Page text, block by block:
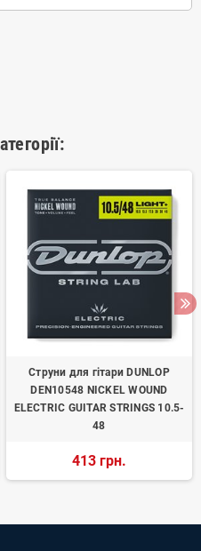
Струни для гітари DUNLOP
DEN10548 NICKEL WOUND
ELECTRIC GUITAR STRINGS 10.5-
48
413 грн.